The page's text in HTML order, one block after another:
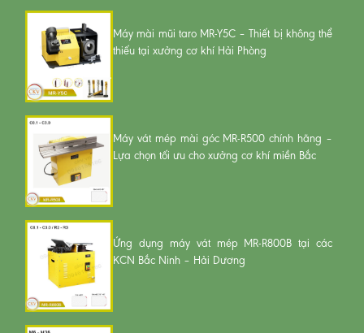
Máy mài mũi taro MR-Y5C – Thiết bị không thể
thiếu tại xưởng cơ khí Hải Phòng
Máy vát mép mài góc MR-R500 chính hãng –
Lựa chọn tối ưu cho xưởng cơ khí miền Bắc
Ứng dụng máy vát mép MR-R800B tại các
KCN Bắc Ninh – Hải Dương